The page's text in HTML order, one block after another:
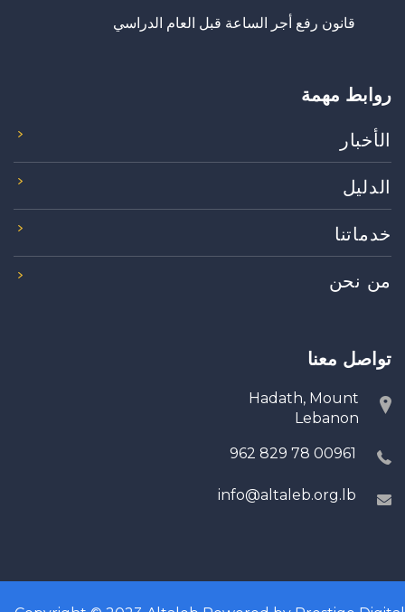
قانون رفع أجر الساعة قبل العام الدراسي
روابط مهمة
الأخبار
الدليل
خدماتنا
من نحن
تواصل معنا
Hadath, Mount
Lebanon
00961 78 829 962
info@altaleb.org.lb